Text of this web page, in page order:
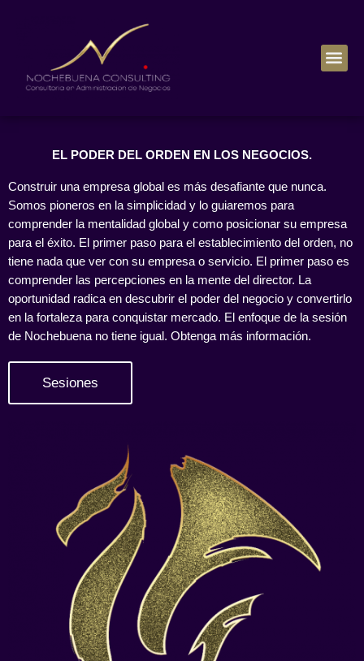
EL PODER DEL ORDEN EN LOS NEGOCIOS.
Construir una empresa global es más desafiante que nunca.
Somos pioneros en la simplicidad y lo guiaremos para
comprender la mentalidad global y como posicionar su empresa
para el éxito. El primer paso para el establecimiento del orden, no
tiene nada que ver con su empresa o servicio. El primer paso es
comprender las percepciones en la mente del director. La
oportunidad radica en descubrir el poder del negocio y convertirlo
en la fortaleza para conquistar mercado. El enfoque de la sesión
de Nochebuena no tiene igual. Obtenga más información.
Sesiones